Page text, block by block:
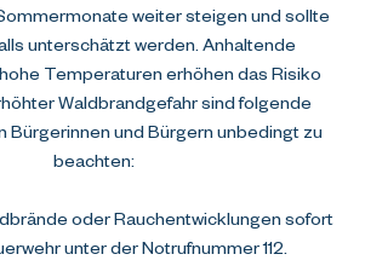
weiter steigen und sollte
unterschätzt werden. Anhaltende
Temperaturen erhöhen das Risiko
Waldbrandgefahr sind folgende
Bürgerinnen und Bürgern unbedingt zu
beachten:
oder Rauchentwicklungen sofort
unter der Notrufnummer 112.